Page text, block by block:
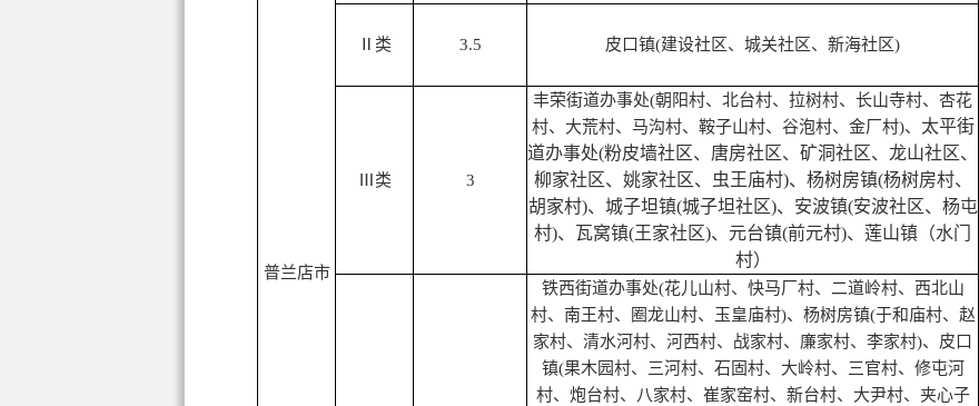
普兰店市
Ⅱ类 3.5 皮口镇(建设社区、城关社区、新海社区)
Ⅲ类 3
丰荣街道办事处(朝阳村、北台村、拉树村、长山寺村、杏花
村、大荒村、马沟村、鞍子山村、谷泡村、金厂村)、 太平街
道办事处(粉皮墙社区、唐房社区、矿洞社区、龙山社区、
柳家社区、姚家社区、虫王庙村)、杨树房镇(杨树房村、
胡家村)、城子坦镇(城子坦社区)、安波镇(安波社区、杨屯
村)、瓦窝镇(王家社区)、元台镇(前元村)、莲山镇（水门
村）
铁西街道办事处(花儿山村、快马厂村、二道岭村、西北山
村、南王村、圈龙山村、玉皇庙村)、杨树房镇(于和庙村、赵
家村、清水河村、河西村、战家村、廉家村、李家村)、皮口
镇(果木园村、三河村、石固村、大岭村、三官村、修屯河
村、炮台村、八家村、崔家窑村、新台村、大尹村、夹心子